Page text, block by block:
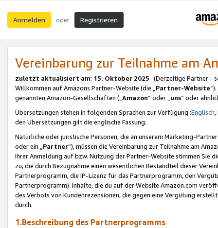
Anmelden oder Registrieren
Vereinbarung zur Teilnahme am
zuletzt aktualisiert am: 15. Oktober 2025 (Derzeitige Partner -
Willkommen auf Amazons Partner-Website (die „Partner-Website
genannten Amazon-Gesellschaften („Amazon“ oder „uns“ oder
Übersetzungen stehen in folgenden Sprachen zur Verfügung :Englisch,
den Übersetzungen gilt die englische Fassung.
Natürliche oder juristische Personen, die an unserem Marketing-
oder ein „Partner“), müssen die Vereinbarung zur Teilnahme am
Ihrer Anmeldung auf bzw. Nutzung der Partner-Website stimmen Sie
zu, die durch Bezugnahme einen wesentlichen Bestandteil dieser
Partnerprogramm, die IP-Lizenz für das Partnerprogramm, den
Partnerprogramm). Inhalte, die du auf der Website Amazon.com
des Verbots von Kundenrezensionen, die gegen eine Vergütung
durch.
1.Beschreibung des Partnerprogramms